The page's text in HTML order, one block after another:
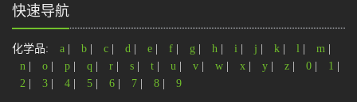
快速导航
化学品: a b c d e f g h i j k l m
n
o p q r s t u v w x y z 0 1
2
3 4 5 6 7 8 9